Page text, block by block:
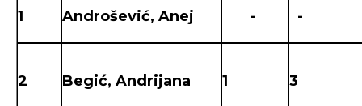
1 Androšević, Anej - -
2 Begić, Andrijana 1 3